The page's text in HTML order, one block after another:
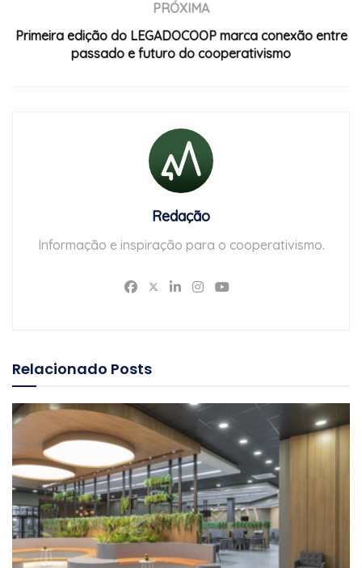
PRÓXIMA
Primeira edição do LEGADOCOOP marca conexão entre
passado e futuro do cooperativismo
Redação
Informação e inspiração para o cooperativismo.
Relacionado Posts